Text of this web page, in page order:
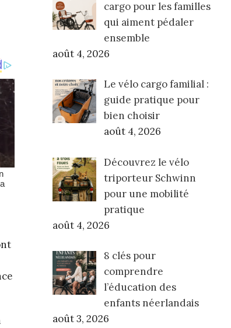
cargo pour les familles
qui aiment pédaler
ensemble
août 4, 2026
Le vélo cargo familial :
guide pratique pour
bien choisir
août 4, 2026
Découvrez le vélo
triporteur Schwinn
pour une mobilité
pratique
août 4, 2026
8 clés pour
comprendre
l’éducation des
enfants néerlandais
août 3, 2026